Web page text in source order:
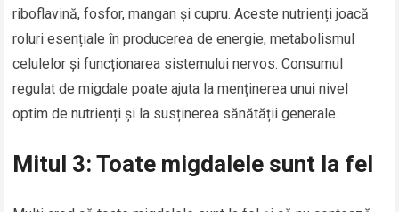
riboflavină, fosfor, mangan și cupru. Aceste nutrienți joacă
roluri esențiale în producerea de energie, metabolismul
celulelor și funcționarea sistemului nervos. Consumul
regulat de migdale poate ajuta la menținerea unui nivel
optim de nutrienți și la susținerea sănătății generale.
Mitul 3: Toate migdalele sunt la fel